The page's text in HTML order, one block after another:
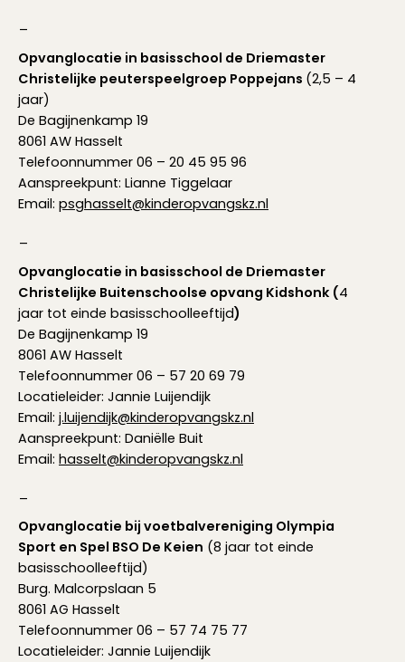
Opvanglocatie in basisschool de Driemaster
Christelijke peuterspeelgroep Poppejans (2,5 – 4
jaar)
De Bagijnenkamp 19
8061 AW Hasselt
Telefoonnummer 06 – 20 45 95 96
Aanspreekpunt: Lianne Tiggelaar
Email: psghasselt@kinderopvangskz.nl
Opvanglocatie in basisschool de Driemaster
Christelijke Buitenschoolse opvang Kidshonk (4
jaar tot einde basisschoolleeftijd)
De Bagijnenkamp 19
8061 AW Hasselt
Telefoonnummer 06 – 57 20 69 79
Locatieleider: Jannie Luijendijk
Email: j.luijendijk@kinderopvangskz.nl
Aanspreekpunt: Daniëlle Buit
Email: hasselt@kinderopvangskz.nl
Opvanglocatie bij voetbalvereniging Olympia
Sport en Spel BSO De Keien (8 jaar tot einde
basisschoolleeftijd)
Burg. Malcorpslaan 5
8061 AG Hasselt
Telefoonnummer 06 – 57 74 75 77
Locatieleider: Jannie Luijendijk